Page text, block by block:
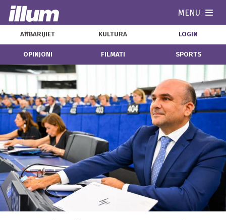
MENU
AĦBARIJIET KULTURA LOGIN
OPINJONI FILMATI SPORTS